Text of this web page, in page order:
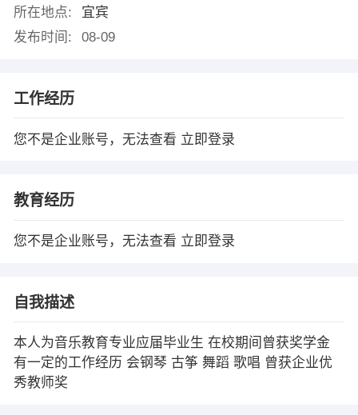
所在地点:
宜宾
发布时间:
08-09
工作经历
您不是企业账号，无法查看 立即登录
教育经历
您不是企业账号，无法查看 立即登录
自我描述
本人为音乐教育专业应届毕业生 在校期间曾获奖学金
有一定的工作经历 会钢琴 古筝 舞蹈 歌唱 曾获企业优
秀教师奖